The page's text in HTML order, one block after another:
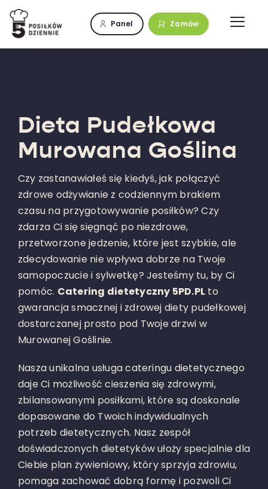
Przejdź
zawartości
Panel Zamów
Dieta Pudełkowa
Murowana Goślina
Czy zastanawiałeś się kiedyś, jak połączyć
zdrowe odżywianie z codziennym brakiem
czasu na przygotowywanie posiłków? Czy
zdarza Ci się sięgnąć po niezdrowe,
przetworzone jedzenie, które jest szybkie, ale
zdecydowanie nie wpływa dobrze na Twoje
samopoczucie i sylwetkę? Jesteśmy tu, by Ci
pomóc. Catering dietetyczny 5PD.PL to
gwarancja smacznej i zdrowej diety pudełkowej
dostarczanej prosto pod Twoje drzwi w
Murowanej Goślinie.
Nasza unikalna usługa cateringu dietetycznego
daje Ci możliwość cieszenia się zdrowymi,
zbilansowanymi posiłkami, które są doskonale
dopasowane do Twoich indywidualnych
potrzeb dietetycznych. Nasz zespół
doświadczonych dietetyków ułoży specjalnie dla
Ciebie plan żywieniowy, który sprzyja zdrowiu,
pomaga zachować dobrą formę i pozwoli Ci